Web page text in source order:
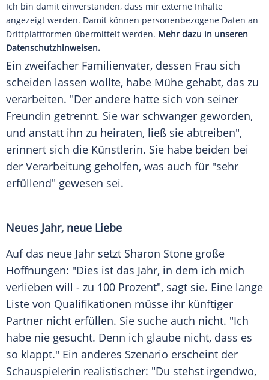
Ich bin damit einverstanden, dass mir externe Inhalte
angezeigt werden. Damit können personenbezogene Daten an
Drittplattformen übermittelt werden. Mehr dazu in unseren
Datenschutzhinweisen.
Ein zweifacher Familienvater, dessen Frau sich
scheiden lassen wollte, habe Mühe gehabt, das zu
verarbeiten. "Der andere hatte sich von seiner
Freundin getrennt. Sie war schwanger geworden,
und anstatt ihn zu heiraten, ließ sie abtreiben",
erinnert sich die Künstlerin. Sie habe beiden bei
der Verarbeitung geholfen, was auch für "sehr
erfüllend" gewesen sei.
Neues Jahr, neue Liebe
Auf das neue Jahr setzt Sharon Stone große
Hoffnungen: "Dies ist das Jahr, in dem ich mich
verlieben will - zu 100 Prozent", sagt sie. Eine lange
Liste von Qualifikationen müsse ihr künftiger
Partner nicht erfüllen. Sie suche auch nicht. "Ich
habe nie gesucht. Denn ich glaube nicht, dass es
so klappt." Ein anderes Szenario erscheint der
Schauspielerin realistischer: "Du stehst irgendwo,